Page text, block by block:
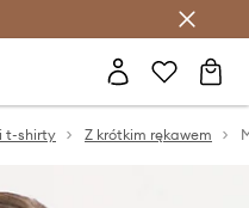
Club >
t-shirty Z krótkim rękawem